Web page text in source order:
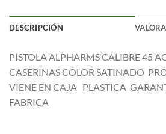
DESCRIPCIÓN
PISTOLA ALPHARMS CALIBRE 45
CASERINAS COLOR SATINADO
VIENE EN CAJA PLASTICA
FABRICA